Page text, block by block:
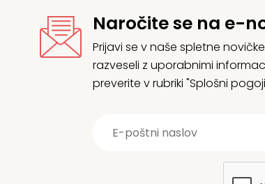
Naročite se na e-
Prijavi se v naše spletne
razveseli z uporabnimi
preverite v rubriki "Splošni